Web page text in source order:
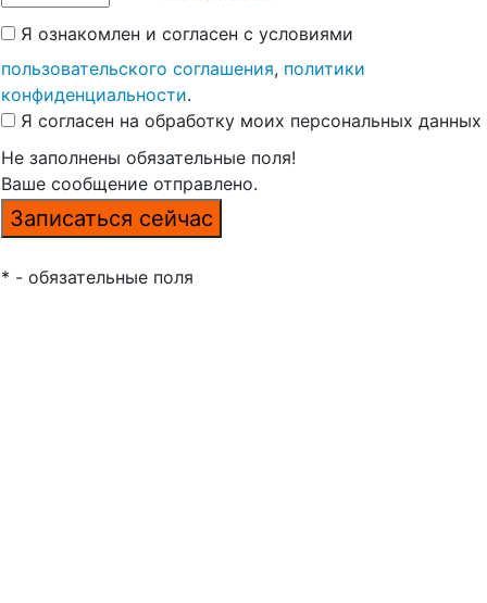
Я ознакомлен и согласен с условиями
пользовательского соглашения, политики
конфиденциальности.
Я согласен на обработку моих персональных данных
Не заполнены обязательные поля!
Ваше сообщение отправлено.
* - обязательные поля